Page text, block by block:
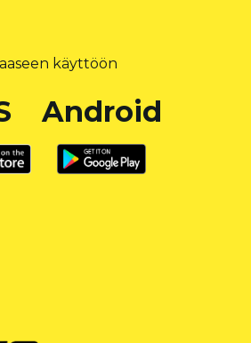
käyttöön
Android